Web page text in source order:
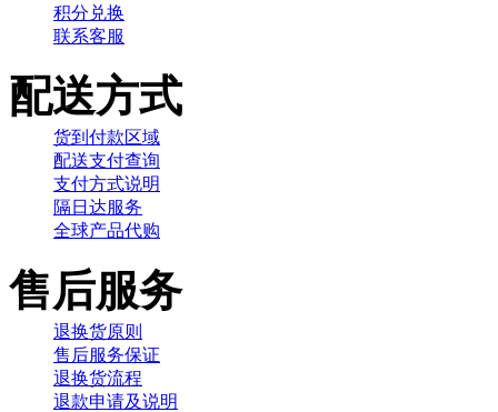
积分兑换
联系客服
配送方式
货到付款区域
配送支付查询
支付方式说明
隔日达服务
全球产品代购
售后服务
退换货原则
售后服务保证
退换货流程
退款申请及说明